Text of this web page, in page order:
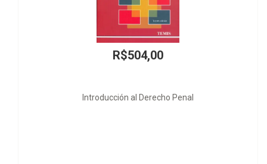
R$24,00
REVISTA DE JURISPRUDÊNCIA Nº 44